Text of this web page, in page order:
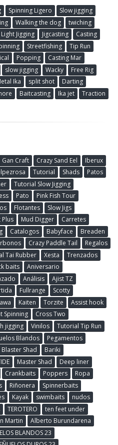
Spinning Ligero
Slow jigging
Walking the dog
twiching
Light Jigging Jigcasting
Casting
Streetfishing
Tip Run
Popping
Casting Mar
slow jigging Wacky
Free Rig
Ika split shot
Darting
Baitcasting Ika jet
Traction
Gan Craft Crazy Sand Eel
Iberux
Tutorial Shads
Patos
Tutorial Slow Jigging
Pato
Pink Fish Tour
Flotantes
Slow Jigs
Plus Mud Digger
Carretes
Catalogos Babyface
Breaden
Crazy Paddle Tail
Regalos
Tai Rubber Xesta
Trenzados
baits
Aniversario
Análisis
Ajist TZ
Fullrange
Scotty
Kaiten Torzite
Assist hook
Spinning
Cross Two
jigging Vinilos
Tutorial Tip Run
Blandos
Pegamentos
Blaster Shad
Bariki
Master Shad
Deep liner
Crankbaits Poppers
Ropa
Riñonera
Spinnerbaits
Kayak swimbaits
nudos
TEROTERO
ten feet under
Martin
Alberto Burundarena
BLANDOS 23